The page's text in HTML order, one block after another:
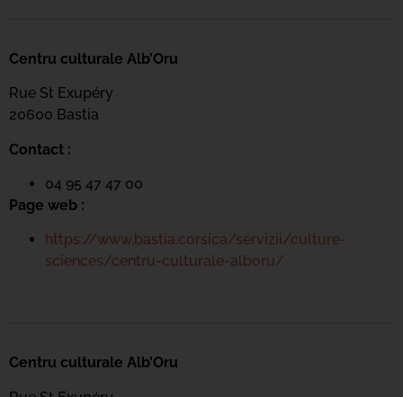
Centru culturale Alb’Oru
Rue St Exupéry
20600 Bastia
Contact :
04 95 47 47 00
Page web :
https://www.bastia.corsica/servizii/culture-
sciences/centru-culturale-alboru/
Centru culturale Alb’Oru